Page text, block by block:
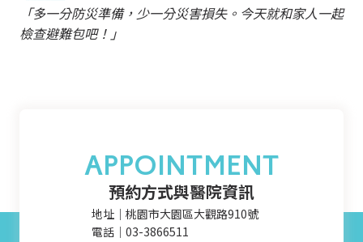
「多一分防災準備，少一分災害損失。今天就和家人一起
檢查避難包吧！」
APPOINTMENT
預約方式與醫院資訊
地址｜桃園市大園區大觀路910號
電話｜03-3866511